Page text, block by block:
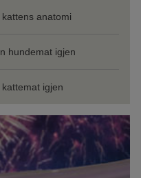
anatomi
hundemat igjen
igjen